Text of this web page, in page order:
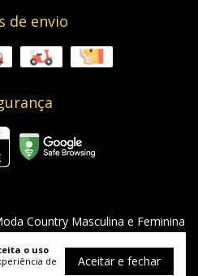
o uso
de
Aceitar e fechar
de envio
Country Masculina e Feminina